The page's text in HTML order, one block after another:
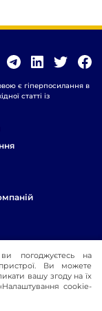
є гіперпосилання в
статті із
погоджуєтесь на
Ви можете
вашу згоду на їх
cookie-